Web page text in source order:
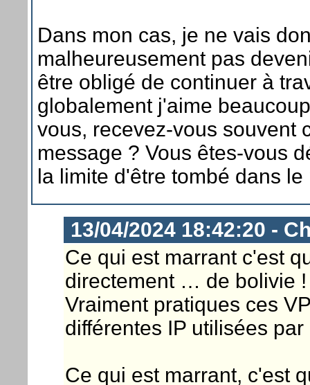
Dans mon cas, je ne vais
malheureusement pas
être obligé de continuer à
globalement j'aime
vous, recevez-vous souvent
message ? Vous êtes-vous
la limite d'être tombé dans
13/04/2024 18:42:20 -
Ce qui est marrant c'est
directement … de bolivie !
Vraiment pratiques ces
différentes IP utilisées
Ce qui est marrant, c'est